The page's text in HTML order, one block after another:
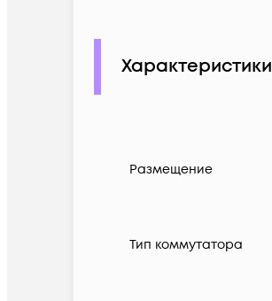
Характеристики
Размещение
Тип коммутатора